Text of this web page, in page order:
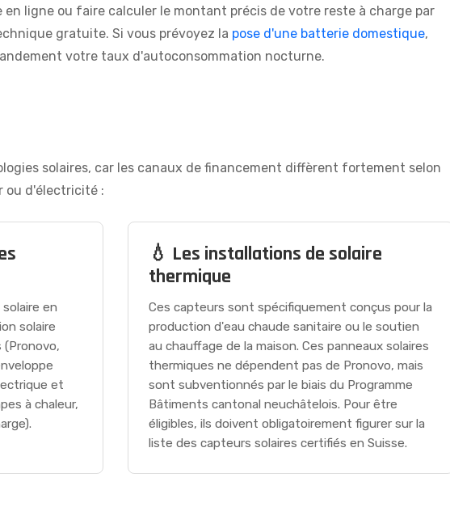
ligne ou faire calculer le montant précis de votre reste à charge par
gratuite. Si vous prévoyez la pose d'une batterie domestique,
votre taux d'autoconsommation nocturne.
solaires, car les canaux de financement diffèrent fortement selon
ou d'électricité :
en
solaire
et
à chaleur,
💧 Les installations de solaire
thermique
Ces capteurs sont spécifiquement conçus pour la
production d'eau chaude sanitaire ou le soutien
au chauffage de la maison. Ces panneaux solaires
thermiques ne dépendent pas de Pronovo, mais
sont subventionnés par le biais du Programme
Bâtiments cantonal neuchâtelois. Pour être
éligibles, ils doivent obligatoirement figurer sur la
liste des capteurs solaires certifiés en Suisse.